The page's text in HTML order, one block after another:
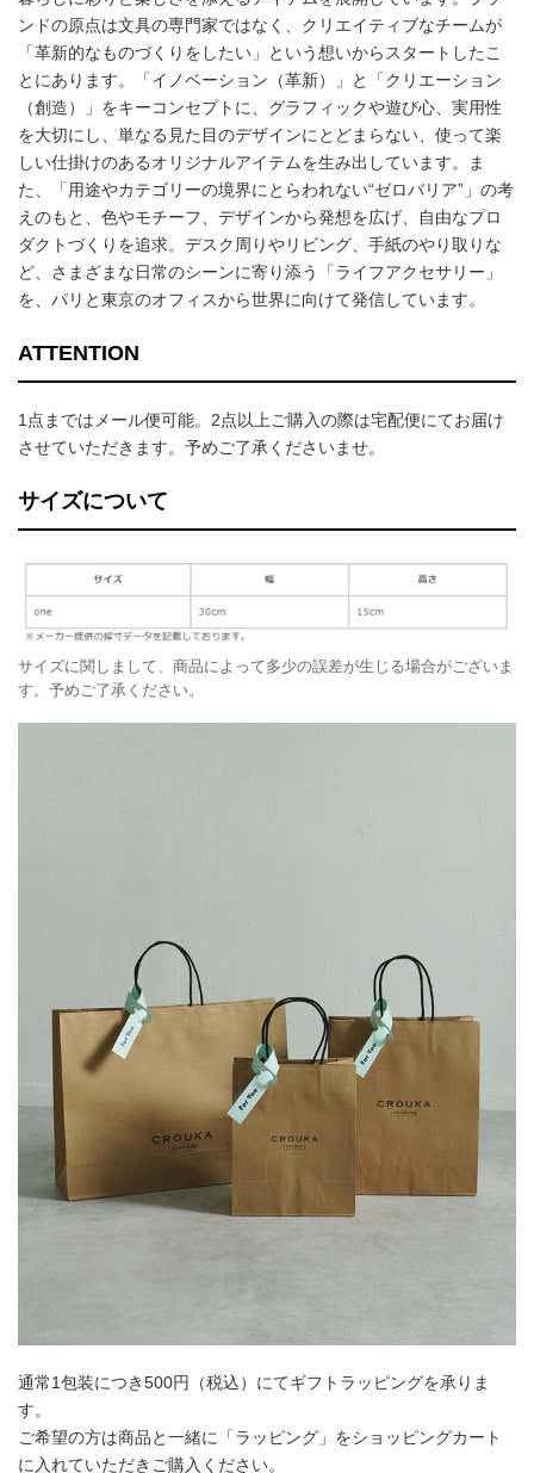
ンドの原点は文具の専門家ではなく、クリエイティブなチームが
「革新的なものづくりをしたい」という想いからスタートしたこ
とにあります。「イノベーション（革新）」と「クリエーション
（創造）」をキーコンセプトに、グラフィックや遊び心、実用性
を大切にし、単なる見た目のデザインにとどまらない、使って楽
しい仕掛けのあるオリジナルアイテムを生み出しています。ま
た、「用途やカテゴリーの境界にとらわれない“ゼロバリア”」の考
えのもと、色やモチーフ、デザインから発想を広げ、自由なプロ
ダクトづくりを追求。デスク周りやリビング、手紙のやり取りな
ど、さまざまな日常のシーンに寄り添う「ライフアクセサリー」
を、パリと東京のオフィスから世界に向けて発信しています。
ATTENTION
1点まではメール便可能。2点以上ご購入の際は宅配便にてお届け
させていただきます。予めご了承くださいませ。
サイズについて
サイズに関しまして、商品によって多少の誤差が生じる場合がございま
す。予めご了承ください。
通常1包装につき500円（税込）にてギフトラッピングを承りま
す。
ご希望の方は商品と一緒に「ラッピング」をショッピングカート
に入れていただきご購入ください。